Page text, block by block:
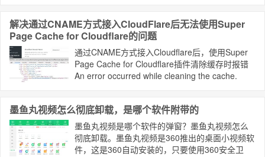
解决通过CNAME方式接入CloudFlare后无法使用Super
Page Cache for Cloudflare的问题
通过CNAME方式接入Cloudflare后，使用Super
Page Cache for Cloudflare插件清除缓存时报错
An error occurred while cleaning the cache.
览器的开发者工具修改select选项中value值为
cname指向域名的CF Zone ID值即可。
墨鱼丸视频怎么彻底卸载，是哪个软件附带的
墨鱼丸视频是哪个软件的弹窗？墨鱼丸视频怎么
彻底卸载。墨鱼丸视频是360推出的桌面小视频软
件，这是360自动安装的，只要使用360安全卫